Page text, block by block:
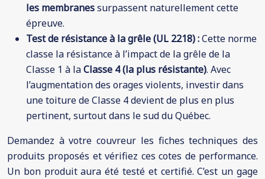
les membranessurpassent naturellement cette
épreuve.
Test de résistance à la grêle (UL 2218) :Cette norme
classe la résistance à l’impact de la grêle de la
Classe 1 à laClasse 4 (la plus résistante). Avec
l’augmentation des orages violents, investir dans
une toiture de Classe 4 devient de plus en plus
pertinent, surtout dans le sud du Québec.
Demandez à votre couvreur les fiches techniques des
produits proposés et vérifiez ces cotes de performance.
Un bon produit aura été testé et certifié. C’est un gage